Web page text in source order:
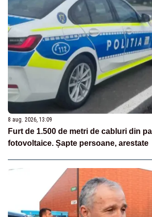
8 aug. 2026, 13:09
Furt de 1.500 de metri de cabluri din
fotovoltaice. Șapte persoane, arestate